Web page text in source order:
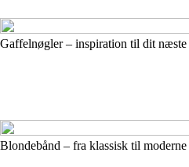
Gaffelnøgler – inspiration til dit
Blondebånd – fra klassisk til